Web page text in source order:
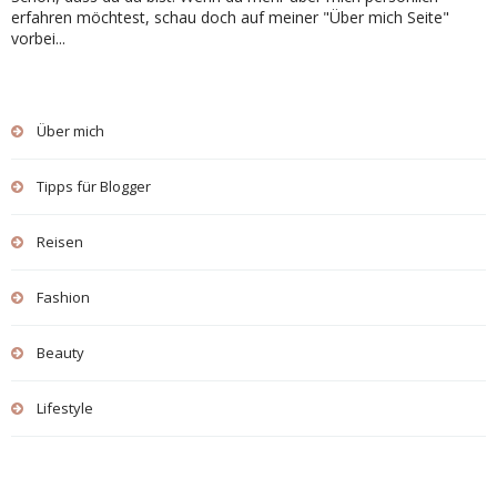
erfahren möchtest, schau doch auf meiner "Über mich Seite"
vorbei...
Über mich
Tipps für Blogger
Reisen
Fashion
Beauty
Lifestyle